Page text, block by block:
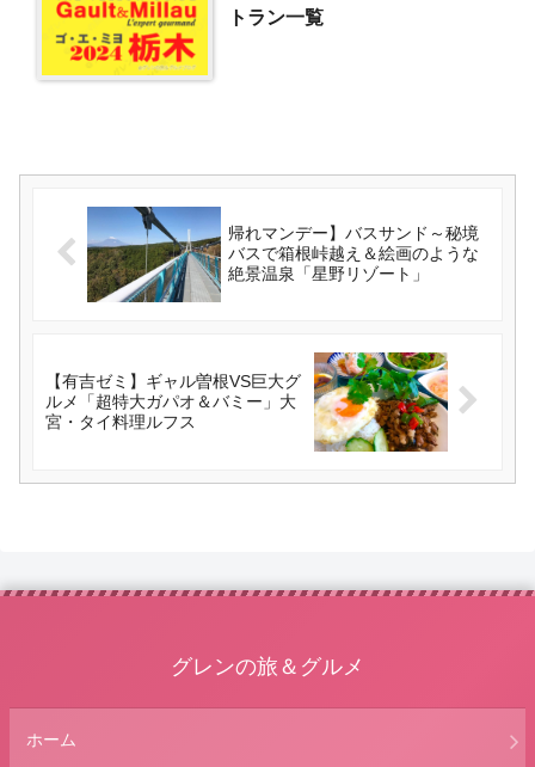
トラン一覧
帰れマンデー】バスサンド～秘境
バスで箱根峠越え＆絵画のような
絶景温泉「星野リゾート」
【有吉ゼミ】ギャル曽根VS巨大グ
ルメ「超特大ガパオ＆バミー」大
宮・タイ料理ルフス
グレンの旅＆グルメ
ホーム